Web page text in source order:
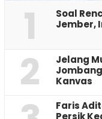
1
‎Soal
Jember,
2
Jelang
Kanvas
Faris
Persik